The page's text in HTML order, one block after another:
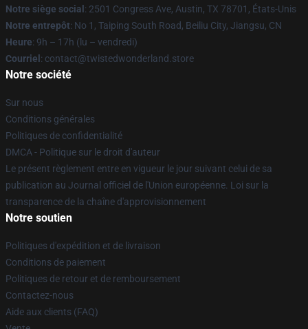
Notre siège social : 2501 Congress Ave, Austin, TX 78701, États-Unis
Notre entrepôt: No 1, Taiping South Road, Beiliu City, Jiangsu, CN
Heure: 9h – 17h (lu – vendredi)
Courriel : contact@twistedwonderland.store
Notre société
Sur nous
Conditions générales
Politiques de confidentialité
DMCA - Politique sur le droit d'auteur
Le présent règlement entre en vigueur le jour suivant celui de sa
publication au Journal officiel de l'Union européenne. Loi sur la
transparence de la chaîne d'approvisionnement
Notre soutien
Politiques d'expédition et de livraison
Conditions de paiement
Politiques de retour et de remboursement
Contactez-nous
Aide aux clients (FAQ)